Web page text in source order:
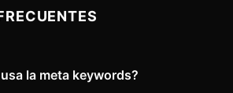
la meta keywords?